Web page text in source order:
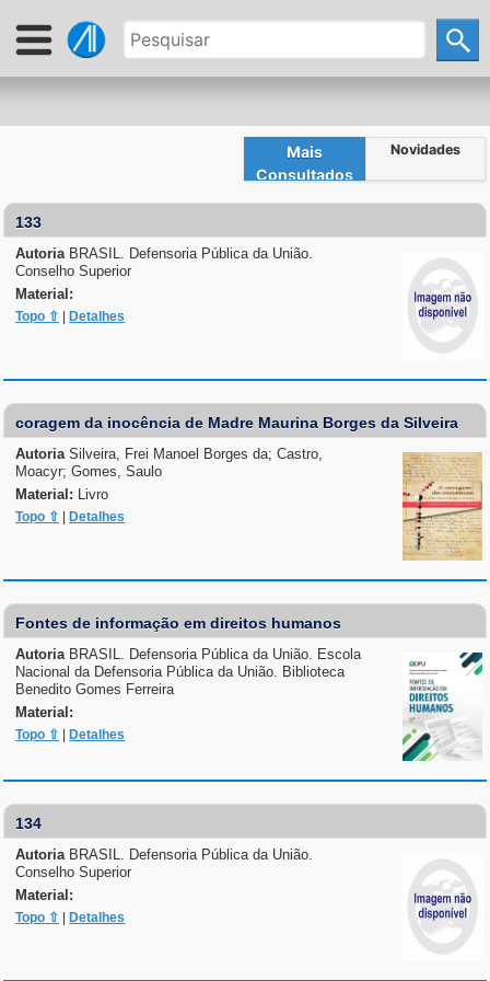
Mais
Consultados
Novidades
133
Autoria BRASIL. Defensoria Pública da União.
Conselho Superior
Material:
Topo ⇧ Detalhes
coragem da inocência de Madre Maurina Borges da Silveira
AutoriaSilveira, Frei Manoel Borges da; Castro,
Moacyr; Gomes, Saulo
Material:
Livro
Topo ⇧ Detalhes
Fontes de informação em direitos humanos
Autoria BRASIL. Defensoria Pública da União. Escola
Nacional da Defensoria Pública da União. Biblioteca
Benedito Gomes Ferreira
Material:
Topo ⇧ Detalhes
134
Autoria BRASIL. Defensoria Pública da União.
Conselho Superior
Material:
Topo ⇧ Detalhes